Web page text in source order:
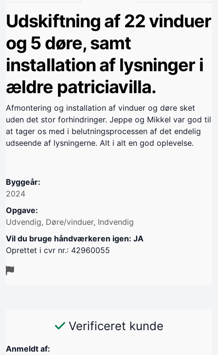
Udskiftning af 22 vinduer
og 5 døre, samt
installation af lysninger i
ældre patriciavilla.
Afmontering og installation af vinduer og døre sket
uden det stor forhindringer. Jeppe og Mikkel var god til
at tager os med i belutningsprocessen af det endelig
udseende af lysningerne. Alt i alt en god oplevelse.
Byggeår:
2024
Opgave:
Udvendig, Døre/vinduer, Indvendig
Vil du bruge håndværkeren igen: JA
Oprettet i cvr nr.: 42960055
Verificeret kunde
Anmeldt af: